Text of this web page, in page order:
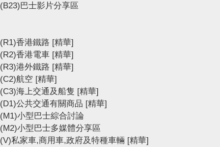
(B23)巴士影片分享區
(R1)香港鐵路 [精華]
(R2)香港電車 [精華]
(R3)港外鐵路 [精華]
(C2)航空 [精華]
(C3)海上交通及船隻 [精華]
(D1)公共交通有關商品 [精華]
(M1)小型巴士綜合討論
(M2)小型巴士多媒體分享區
(V)私家車,商用車,政府及特種車輛 [精華]